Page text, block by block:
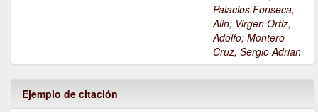
Palacios Fonseca,
Alin; Virgen Ortiz,
Adolfo; Montero
Cruz, Sergio Adrian
Ejemplo de citación